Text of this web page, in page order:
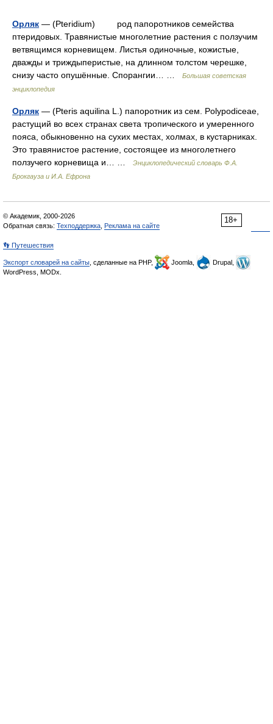
Орляк — (Pteridium) род папоротников семейства
птеридовых. Травянистые многолетние растения с ползучим
ветвящимся корневищем. Листья одиночные, кожистые,
дважды и триждыперистые, на длинном толстом черешке,
снизу часто опушённые. Спорангии… …
Большая советская
энциклопедия
Орляк — (Pteris aquilina L.) папоротник из сем. Polypodiceae,
растущий во всех странах света тропического и умеренного
пояса, обыкновенно на сухих местах, холмах, в кустарниках.
Это травянистое растение, состоящее из многолетнего
ползучего корневища и… …
Энциклопедический словарь Ф.А.
Брокгауза и И.А. Ефрона
18+
© Академик, 2000-2026
Обратная связь: Техподдержка Реклама на сайте
👣 Путешествия
Экспорт словарей на сайты , сделанные на PHP, Joomla,
Drupal,
WordPress, MODx.